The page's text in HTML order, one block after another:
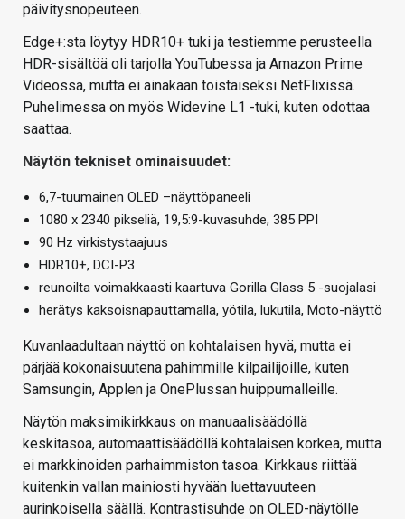
päivitysnopeuteen.
Edge+:sta löytyy HDR10+ tuki ja testiemme perusteella
HDR-sisältöä oli tarjolla YouTubessa ja Amazon Prime
Videossa, mutta ei ainakaan toistaiseksi NetFlixissä.
Puhelimessa on myös Widevine L1 -tuki, kuten odottaa
saattaa.
Näytön tekniset ominaisuudet:
6,7-tuumainen OLED –näyttöpaneeli
1080 x 2340 pikseliä, 19,5:9-kuvasuhde, 385 PPI
90 Hz virkistystaajuus
HDR10+, DCI-P3
reunoilta voimakkaasti kaartuva Gorilla Glass 5 -suojalasi
herätys kaksoisnapauttamalla, yötila, lukutila, Moto-näyttö
Kuvanlaadultaan näyttö on kohtalaisen hyvä, mutta ei
pärjää kokonaisuutena pahimmille kilpailijoille, kuten
Samsungin, Applen ja OnePlussan huippumalleille.
Näytön maksimikirkkaus on manuaalisäädöllä
keskitasoa, automaattisäädöllä kohtalaisen korkea, mutta
ei markkinoiden parhaimmiston tasoa. Kirkkaus riittää
kuitenkin vallan mainiosti hyvään luettavuuteen
aurinkoisella säällä. Kontrastisuhde on OLED-näytölle